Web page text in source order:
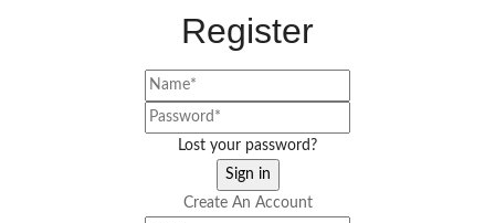
Register
Lost your password?
Create An Account